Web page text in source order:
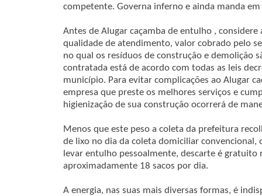
competente. Governa inferno e ainda manda em
Antes de Alugar caçamba de entulho , considere
qualidade de atendimento, valor cobrado pelo
no qual os resíduos de construção e demolição
contratada está de acordo com todas as leis
município. Para evitar complicações ao Alugar
empresa que preste os melhores serviços e
higienização de sua construção ocorrerá de
Menos que este peso a coleta da prefeitura
de lixo no dia da coleta domiciliar
levar entulho pessoalmente, descarte é
aproximadamente 18 sacos por dia.
A energia, nas suas mais diversas formas, é